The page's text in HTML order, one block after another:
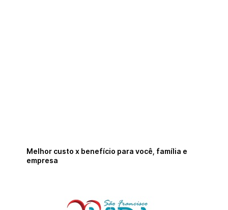
Melhor custo x benefício para você, família e
empresa